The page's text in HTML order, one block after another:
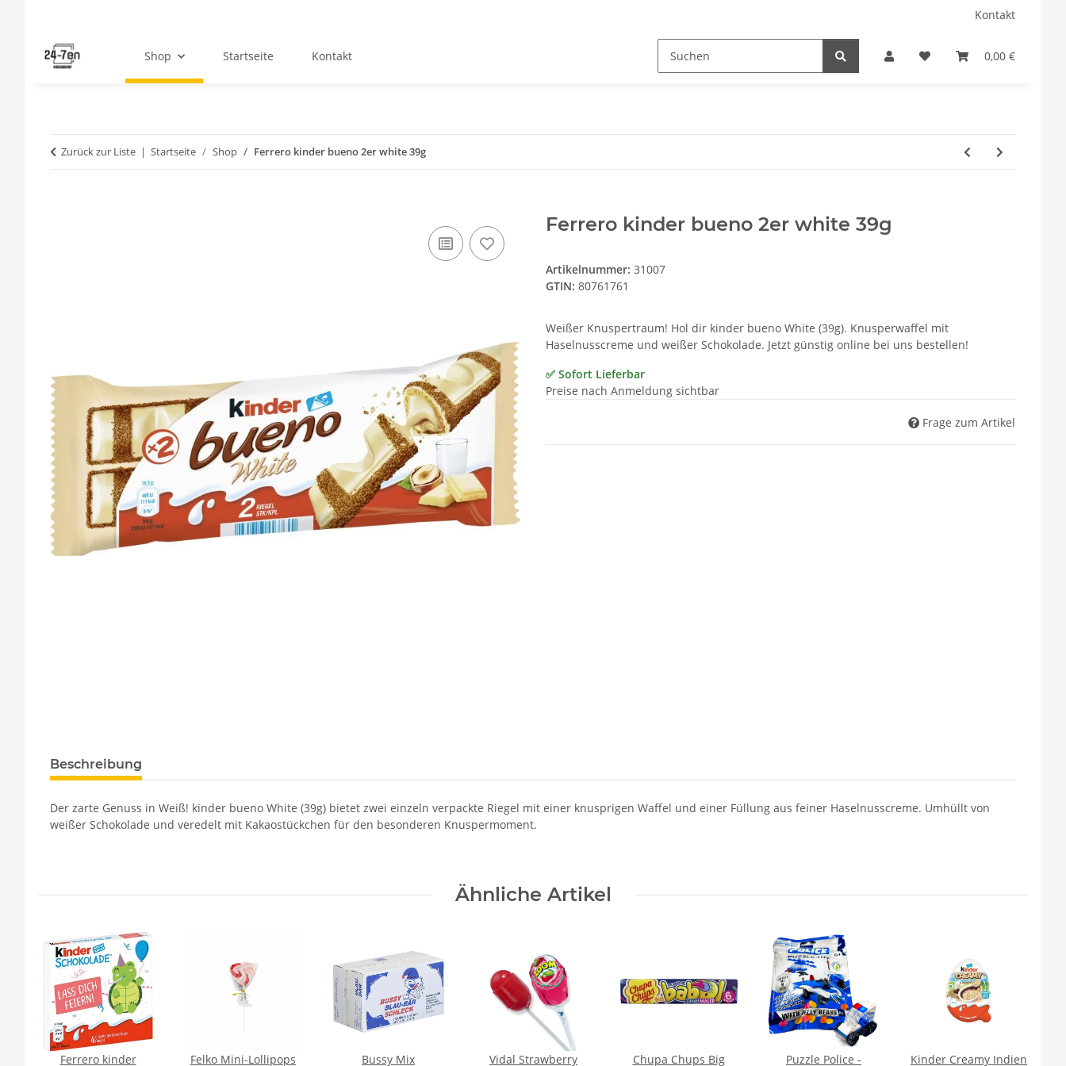
Kontakt
0,00 €
Shop Startseite Kontakt
Zurück zur Liste Startseite Shop Ferrero kinder bueno 2er white 39g
Ferrero kinder bueno 2er white 39g
Artikelnummer: 31007
GTIN: 80761761
Weißer Knuspertraum! Hol dir kinder bueno White (39g). Knusperwaffel mit
Haselnusscreme und weißer Schokolade. Jetzt günstig online bei uns bestellen!
✅ Sofort Lieferbar
Preise nach Anmeldung sichtbar
Frage zum Artikel
Beschreibung
Der zarte Genuss in Weiß! kinder bueno White (39g) bietet zwei einzeln verpackte Riegel mit einer knusprigen Waffel und einer Füllung aus feiner Haselnusscreme. Umhüllt von
weißer Schokolade und veredelt mit Kakaostückchen für den besonderen Knuspermoment.
Ähnliche Artikel
Ferrero kinder
Felko Mini-Lollipops
Bussy Mix
Vidal Strawberry
Chupa Chups Big
Puzzle Police -
Kinder Creamy Indien